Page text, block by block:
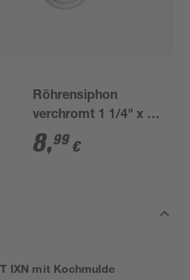
Röhrensiphon
verchromt 1 1/4" x 32
mm
8,99 €
IXN mit Kochmulde